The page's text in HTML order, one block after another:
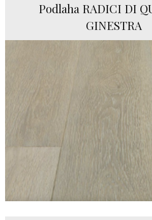
Podlaha RADICI DI
GINESTRA